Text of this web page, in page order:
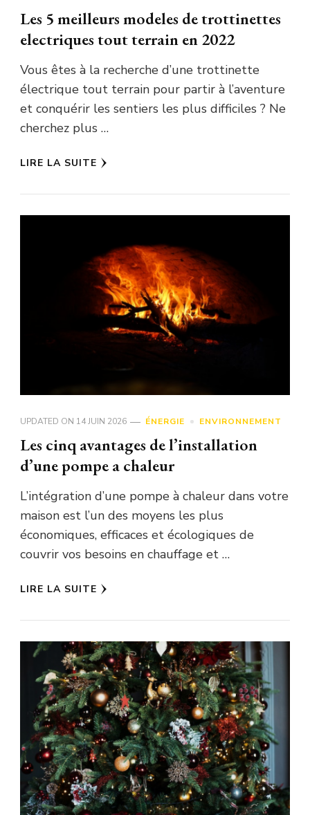
Les 5 meilleurs modeles de trottinettes
electriques tout terrain en 2022
Vous êtes à la recherche d’une trottinette
électrique tout terrain pour partir à l’aventure
et conquérir les sentiers les plus difficiles ? Ne
cherchez plus …
LIRE LA SUITE
UPDATED ON 14 JUIN 2026 ÉNERGIE ENVIRONNEMENT
Les cinq avantages de l’installation
d’une pompe a chaleur
L’intégration d’une pompe à chaleur dans votre
maison est l’un des moyens les plus
économiques, efficaces et écologiques de
couvrir vos besoins en chauffage et …
LIRE LA SUITE